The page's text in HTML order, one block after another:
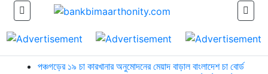
পঞ্চগড়ের ১৯ চা কারখানার অনুমোদনের মেয়াদ বাড়াল বাংলাদেশ চা বোর্ড